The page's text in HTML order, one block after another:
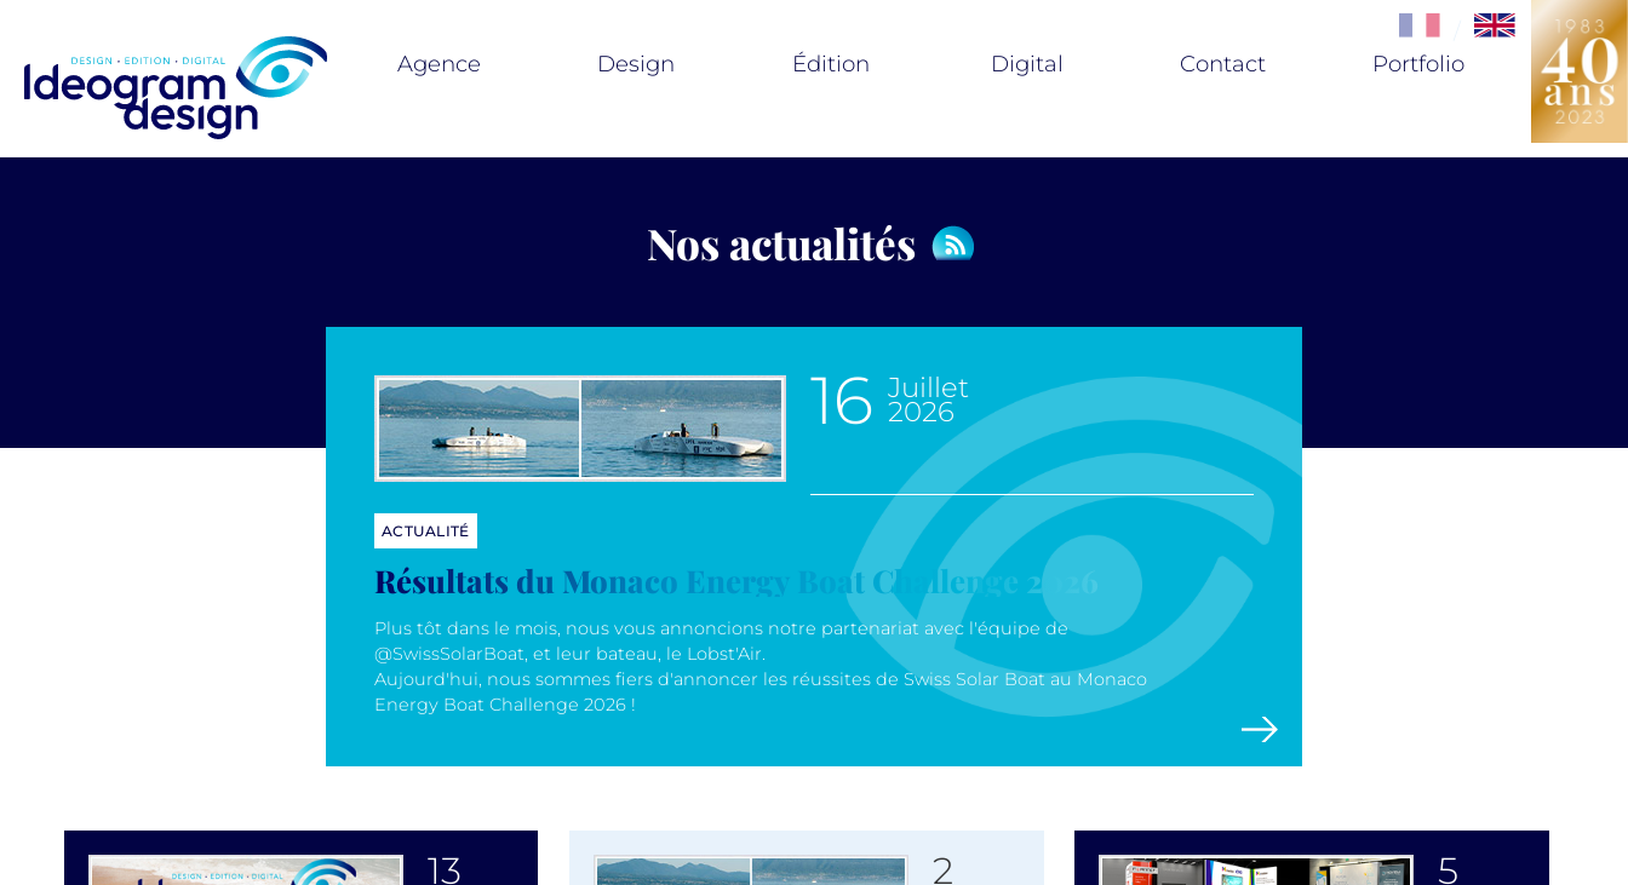
Agence Design Édition Digital Contact Portfolio
Nos actualités
16 juillet
2026
ACTUALITÉ
Résultats du Monaco Energy Boat Challenge 2026
Plus tôt dans le mois, nous vous annoncions notre partenariat avec l'équipe de
@SwissSolarBoat, et leur bateau, le Lobst'Air.
Aujourd'hui, nous sommes fiers d'annoncer les réussites de Swiss Solar Boat au Monaco
Energy Boat Challenge 2026 !
13 2 5